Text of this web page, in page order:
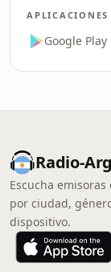
APLICACIONES
Google Play
Radio-
Escucha
por ciudad,
dispositivo.